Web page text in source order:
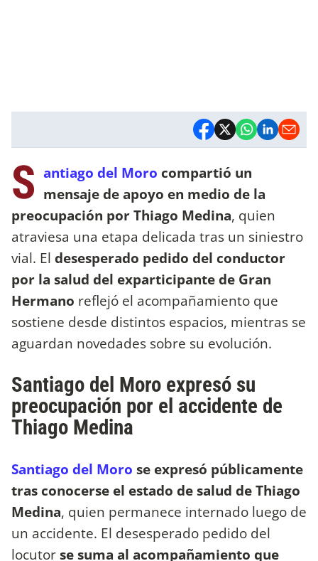
S antiago del Moro compartió un
mensaje de apoyo en medio de la
preocupación por Thiago Medina, quien
atraviesa una etapa delicada tras un siniestro
vial. El desesperado pedido del conductor
por la salud del exparticipante de Gran
Hermano reflejó el acompañamiento que
sostiene desde distintos espacios, mientras se
aguardan novedades sobre su evolución.
Santiago del Moro expresó su
preocupación por el accidente de
Thiago Medina
Santiago del Moro se expresó públicamente
tras conocerse el estado de salud de Thiago
Medina, quien permanece internado luego de
un accidente. El desesperado pedido del
locutorse suma al acompañamiento que